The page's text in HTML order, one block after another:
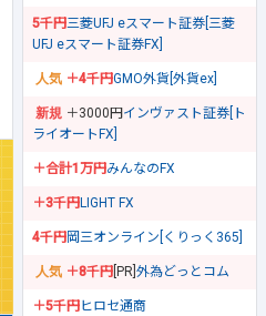
5千円三菱UFJ eスマート証券[三菱
UFJ eスマート証券FX]
＋4千円GMO外貨[外貨ex]
＋3000円 インヴァスト証券[ト
ライオートFX]
＋合計1万円みんなのFX
＋3千円LIGHT FX
4千円岡三オンライン[くりっく365]
＋8千円 [PR] 外為どっとコム
＋5千円ヒロセ通商